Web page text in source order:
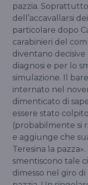
pazzia.
dell’accavallarsi
particolare dopo
carabinieri del
diventano
diagnosi e per lo
simulazione. Il
internato nel
dimenticato di
essere stato
(probabilmente si
e aggiunge che
Teresina la
smentiscono tale
dimesso nel giro